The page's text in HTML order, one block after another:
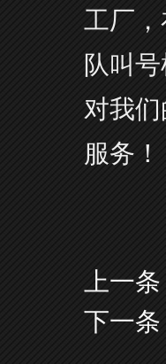
工厂
队叫
对我
服务！
上一
下一